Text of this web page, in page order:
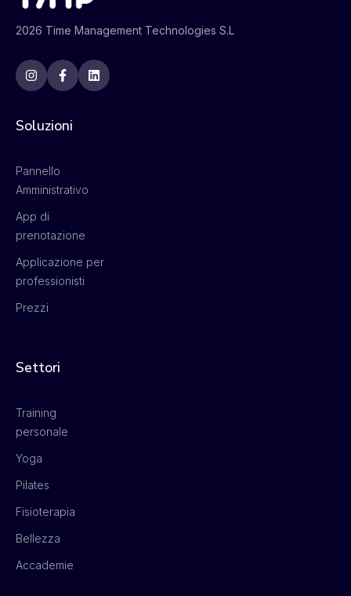
2026 Time Management Technologies S.L
Soluzioni
Pannello
Amministrativo
App di
prenotazione
Applicazione per
professionisti
Prezzi
Settori
Training
personale
Yoga
Pilates
Fisioterapia
Bellezza
Accademie